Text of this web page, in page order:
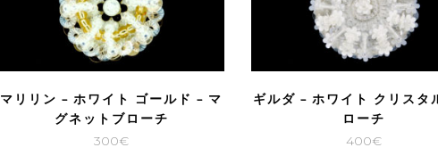
マリリン – ホワイト ゴールド – マ
グネットブローチ
300€
ギルダ – ホワイト クリスタ
ローチ
400€